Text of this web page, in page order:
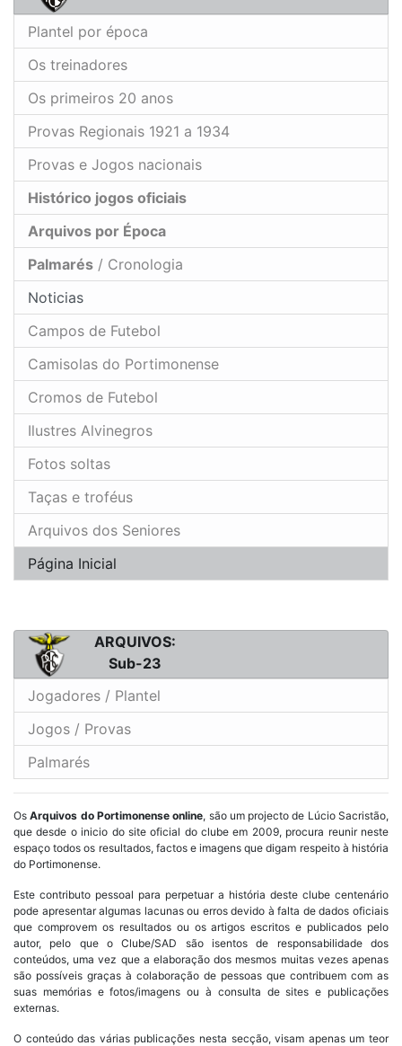
Plantel por época
Os treinadores
Os primeiros 20 anos
Provas Regionais 1921 a 1934
Provas e Jogos nacionais
Histórico jogos oficiais
Arquivos por Época
Palmarés / Cronologia
Noticias
Campos de Futebol
Camisolas do Portimonense
Cromos de Futebol
Ilustres Alvinegros
Fotos soltas
Taças e troféus
Arquivos dos Seniores
Página Inicial
ARQUIVOS:
Sub-23
Jogadores / Plantel
Jogos / Provas
Palmarés
OsArquivos do Portimonense online, são um projecto de Lúcio Sacristão,
que desde o inicio do site oficial do clube em 2009, procura reunir neste
espaço todos os resultados, factos e imagens que digam respeito à história
do Portimonense.
Este contributo pessoal para perpetuar a história deste clube centenário
pode apresentar algumas lacunas ou erros devido à falta de dados oficiais
que comprovem os resultados ou os artigos escritos e publicados pelo
autor, pelo que o Clube/SAD são isentos de responsabilidade dos
conteúdos, uma vez que a elaboração dos mesmos muitas vezes apenas
são possíveis graças à colaboração de pessoas que contribuem com as
suas memórias e fotos/imagens ou à consulta de sites e publicações
externas.
O conteúdo das várias publicações nesta secção, visam apenas um teor